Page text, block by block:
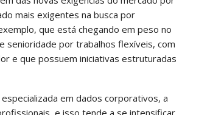
mais exigentes na busca por
que está chegando em peso no
senioridade por trabalhos flexíveis, com
e que possuem iniciativas estruturadas
em dados corporativos, a